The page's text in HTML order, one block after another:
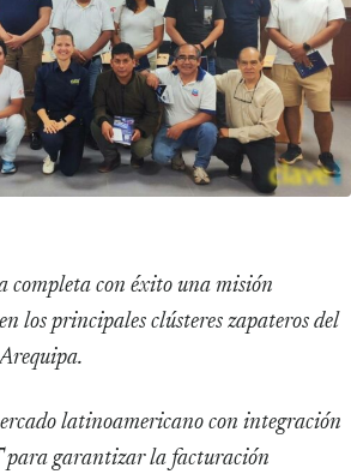
los principales clústeres zapateros del
latinoamericano con integración
garantizar la facturación